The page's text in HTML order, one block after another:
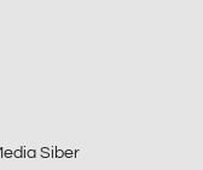
Siber